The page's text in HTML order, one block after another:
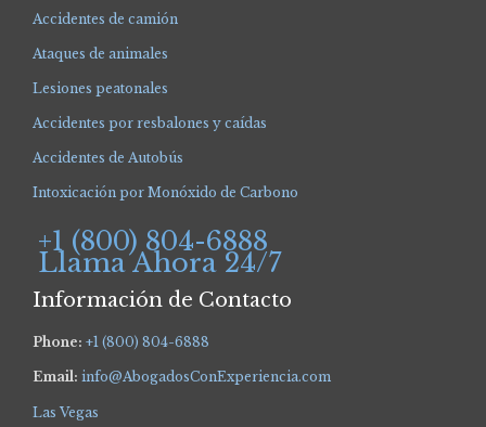
Accidentes de camión
Ataques de animales
Lesiones peatonales
Accidentes por resbalones y caídas
Accidentes de Autobús
Intoxicación por Monóxido de Carbono
+1 (800) 804-6888
Llama Ahora 24/7
Información de Contacto
Phone: +1 (800) 804-6888
Email: info@AbogadosConExperiencia.com
Las Vegas